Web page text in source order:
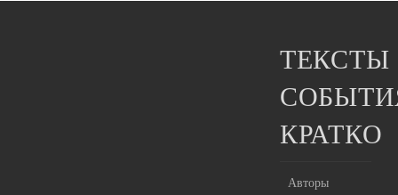
ТЕКСТЫ
КРАТКО
Авторы